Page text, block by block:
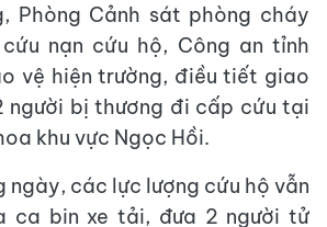
Phòng Cảnh sát phòng cháy
nạn cứu hộ, Công an tỉnh
vệ hiện trường, điều tiết giao
người bị thương đi cấp cứu tại
khu vực Ngọc Hồi.
ngày, các lực lượng cứu hộ vẫn
ca bin xe tải, đưa 2 người tử